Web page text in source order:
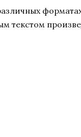
текстом